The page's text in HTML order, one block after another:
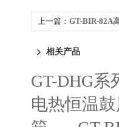
上一篇： GT-BIR-82A
相关产品
GT-DHG
电热恒温